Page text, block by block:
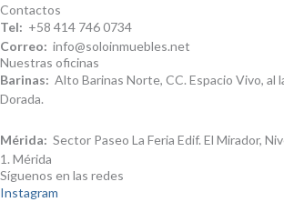
Contactos
Tel: +58 414 746 0734
Correo: info@soloinmuebles.net
Nuestras oficinas
Barinas: Alto Barinas Norte, CC. Espacio Vivo, al
Dorada.
Mérida: Sector Paseo La Feria Edif. El Mirador,
1. Mérida
Síguenos en las redes
Instagram